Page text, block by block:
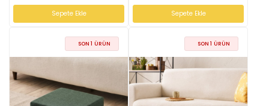
Sepete Ekle Sepete Ekle
SON 1 ÜRÜN SON 1 ÜRÜN